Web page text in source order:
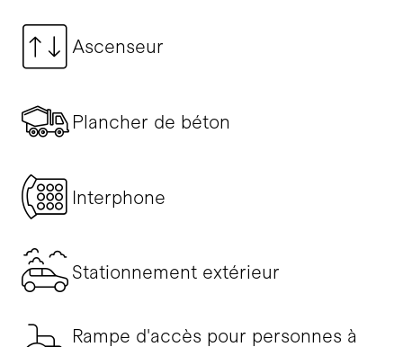
Ascenseur
Plancher de béton
Interphone
Stationnement extérieur
Rampe d'accès pour personnes à